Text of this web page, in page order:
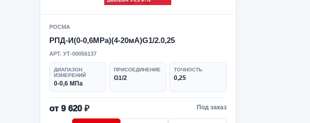
РОСМА
РПД-И(0-0,6MPa)(4-20мА)G1/2.0,25
АРТ. УТ-00056137
ДИАПАЗОН
ИЗМЕРЕНИЙ
0-0,6 МПа
ПРИСОЕДИНЕНИЕ
G1/2
ТОЧНОСТЬ
0,25
от 9 620 ₽ Под заказ